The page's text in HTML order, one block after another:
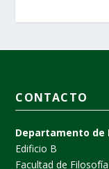
CONTACTO
Departamento de
Edificio B
Facultad de